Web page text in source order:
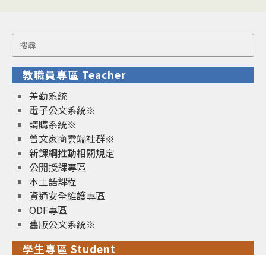
Search
for:
教職員專區 Teacher
差勤系統
電子公文系統※
請購系統※
曾文家商雲端社群※
新課綱推動相關規定
公開授課專區
本土語課程
資通安全維護專區
ODF專區
舊版公文系統※
學生專區 Student